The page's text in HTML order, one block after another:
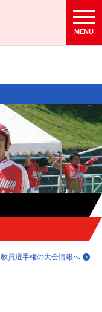
MENU
員選手権の大会情報へ